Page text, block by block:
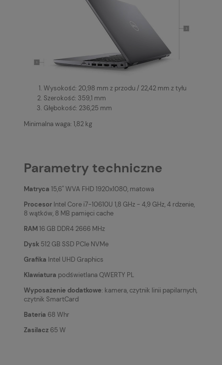
Wysokość: 20,98 mm z przodu / 22,42 mm z tyłu
Szerokość: 359,1 mm
Głębokość: 236,25 mm
Minimalna waga: 1,82 kg
Parametry techniczne
Matryca 15,6'' WVA FHD 1920x1080, matowa
Procesor Intel Core i7-10610U 1,8 GHz - 4,9 GHz, 4 rdzenie,
8 wątków, 8 MB pamięci cache
RAM16 GB DDR4 2666 MHz
Dysk 512 GB SSD PCIe NVMe
Grafika Intel UHD Graphics
Klawiatura podświetlana QWERTY PL
Wyposażenie dodatkowe: kamera, czytnik linii papilarnych,
czytnik SmartCard
Bateria 68 Whr
Zasilacz 65 W